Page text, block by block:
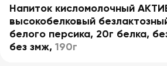
Напиток кисломолочный
высокобелковый
белого персика, 20г белка,
без змж, 190г